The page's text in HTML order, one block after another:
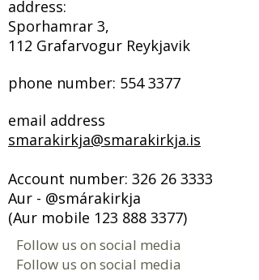
address:
Sporhamrar 3,
112 Grafarvogur Reykjavik
phone number: 554 3377
email address
smarakirkja@smarakirkja.is
Account number: 326 26 3333
Aur - @smárakirkja
(Aur mobile 123 888 3377)
Follow us on social media
Follow us on social media